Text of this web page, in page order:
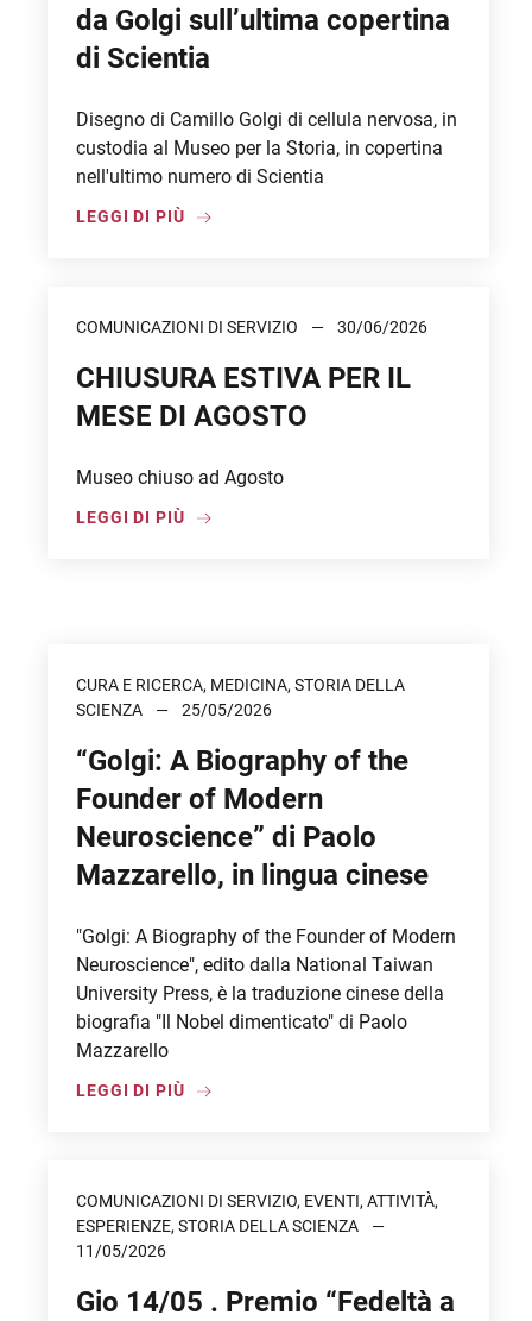
da Golgi sull’ultima copertina
di Scientia
Disegno di Camillo Golgi di cellula nervosa, in
custodia al Museo per la Storia, in copertina
nell'ultimo numero di Scientia
LEGGI DI PIÙ
COMUNICAZIONI DI SERVIZIO 30/06/2026
CHIUSURA ESTIVA PER IL
MESE DI AGOSTO
Museo chiuso ad Agosto
LEGGI DI PIÙ
CURA E RICERCA, MEDICINA, STORIA DELLA
SCIENZA
25/05/2026
“Golgi: A Biography of the
Founder of Modern
Neuroscience” di Paolo
Mazzarello, in lingua cinese
"Golgi: A Biography of the Founder of Modern
Neuroscience", edito dalla National Taiwan
University Press, è la traduzione cinese della
biografia "Il Nobel dimenticato" di Paolo
Mazzarello
LEGGI DI PIÙ
COMUNICAZIONI DI SERVIZIO, EVENTI, ATTIVITÀ,
ESPERIENZE, STORIA DELLA SCIENZA
11/05/2026
Gio 14/05 . Premio “Fedeltà a